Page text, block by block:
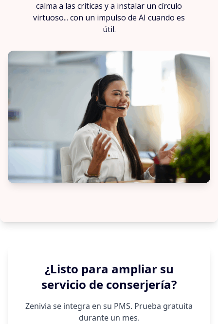
calma a las críticas y a instalar un círculo
virtuoso... con un impulso de AI cuando es
útil.
¿Listo para ampliar su
servicio de conserjería?
Zenivia se integra en su PMS. Prueba gratuita
durante un mes.